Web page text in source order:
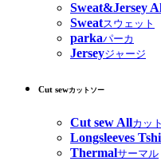
Sweat&Jersey
Sweatスウェット
parkaパーカ
Jerseyジャージ
Cut sewカットソー
Cut sew Allカッ
Longsleeves
Thermalサーマル